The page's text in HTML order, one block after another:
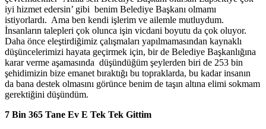
iyi hizmet edersin’ gibi benim Belediye Başkanı olmamı
istiyorlardı. Ama ben kendi işlerim ve ailemle mutluydum.
İnsanların talepleri çok olunca işin vicdani boyutu da çok oluyor.
Daha önce eleştirdiğimiz çalışmaları yapılmamasından kaynaklı
düşüncelerimizi hayata geçirmek için, bir de Belediye Başkanlığına
karar verme aşamasında düşündüğüm şeylerden biri de 253 bin
şehidimizin bize emanet bıraktığı bu topraklarda, bu kadar insanın
da bana destek olmasını görünce benim de taşın altına elimi sokmam
gerektiğini düşündüm.
7 Bin 365 Tane Ev E Tek Tek Gittim